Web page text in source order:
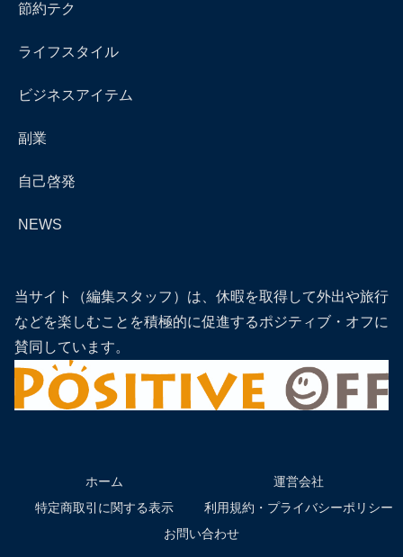
節約テク
ライフスタイル
ビジネスアイテム
副業
自己啓発
NEWS
当サイト（編集スタッフ）は、休暇を取得して外出や旅行
などを楽しむことを積極的に促進するポジティブ・オフに
賛同しています。
ホーム
運営会社
特定商取引に関する表示
利用規約・プライバシーポリシー
お問い合わせ